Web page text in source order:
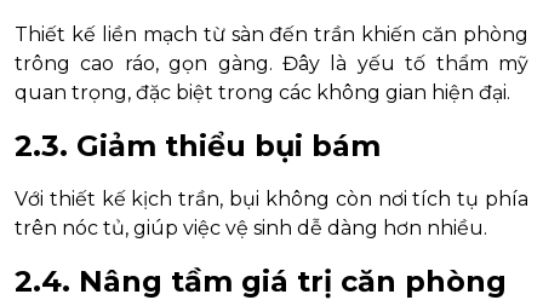
Thiết kế liền mạch từ sàn đến trần khiến căn phòng
trông cao ráo, gọn gàng. Đây là yếu tố thẩm mỹ
quan trọng, đặc biệt trong các không gian hiện đại.
2.3. Giảm thiểu bụi bám
Với thiết kế kịch trần, bụi không còn nơi tích tụ phía
trên nóc tủ, giúp việc vệ sinh dễ dàng hơn nhiều.
2.4. Nâng tầm giá trị căn phòng